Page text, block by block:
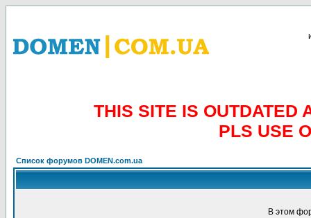
THIS SITE IS OUTDATED
PLS USE
Список форумов DOMEN.com.ua
В этом